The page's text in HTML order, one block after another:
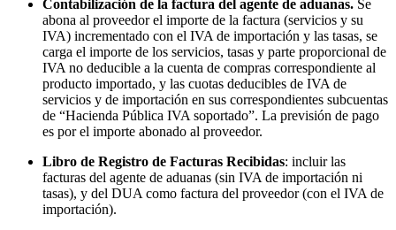
Contabilización de la factura del agente de aduanas. Se
abona al proveedor el importe de la factura (servicios y su
IVA) incrementado con el IVA de importación y las tasas, se
carga el importe de los servicios, tasas y parte proporcional de
IVA no deducible a la cuenta de compras correspondiente al
producto importado, y las cuotas deducibles de IVA de
servicios y de importación en sus correspondientes subcuentas
de “Hacienda Pública IVA soportado”. La previsión de pago
es por el importe abonado al proveedor.
Libro de Registro de Facturas Recibidas: incluir las
facturas del agente de aduanas (sin IVA de importación ni
tasas), y del DUA como factura del proveedor (con el IVA de
importación).